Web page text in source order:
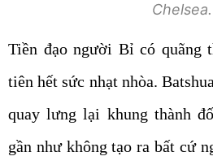
Chelsea.
Tiền đạo người Bỉ có quãng
tiên hết sức nhạt nhòa.
quay lưng lại khung thành
gần như không tạo ra bất cứ